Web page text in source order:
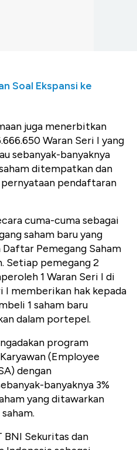
Soal Ekspansi ke
juga menerbitkan
Waran Seri I yang
sebanyak-banyaknya
ditempatkan dan
pendaftaran
cuma-cuma sebagai
saham baru yang
Pemegang Saham
Setiap pemegang 2
1 Waran Seri I di
I memberikan hak kepada
1 saham baru
dalam portepel.
program
(Employee
dengan
banyaknya 3%
yang ditawarkan
BNI Sekuritas dan